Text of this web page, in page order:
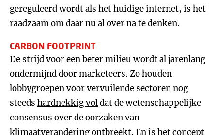
gereguleerd wordt als het huidige internet, is het
raadzaam om daar nu al over na te denken.
CARBON FOOTPRINT
De strijd voor een beter milieu wordt al jarenlang
ondermijnd door marketeers. Zo houden
lobbygroepen voor vervuilende sectoren nog
steeds hardnekkig voldat de wetenschappelijke
consensus over de oorzaken van
klimaatverandering ontbreekt. En is het concept